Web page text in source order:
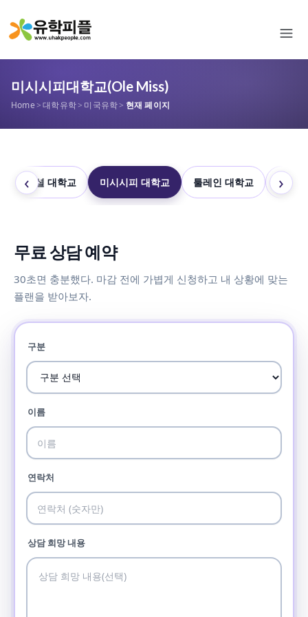
미시시피대학교(Ole Miss)
Home>대학유학> 미국유학> 현재 페이지
‹마셜 대학교 미시시피 대학교 툴레인 대학교 일리
›
무료 상담 예약
30초면 충분했다. 마감 전에 가볍게 신청하고 내 상황에 맞는
플랜을 받아보자.
구분
이름
연락처
상담 희망 내용